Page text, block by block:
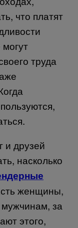
что платят
труда
и друзей
насколько
женщины,
за
этого,